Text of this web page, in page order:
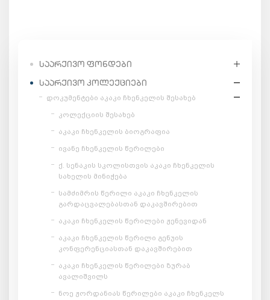
ᲡᲐᲐᲠᲥᲘᲕᲝ ᲤᲝᲜᲓᲔᲑᲘ
ᲡᲐᲐᲠᲥᲘᲕᲝ ᲙᲝᲚᲔᲥᲪᲘᲔᲑᲘ
დოკუმენტები აკაკი ჩხენკელის შესახებ
კოლექციის შესახებ
აკაკი ჩხენკელის ბიოგრაფია
ივანე ჩხენკელის წერილები
ქ. სენაკის სკოლისთვის აკაკი ჩხენკელის
სახელის მინიჭება
სამძიმრის წერილი აკაკი ჩხენკელის
გარდაცვალებასთან დაკავშირებით
აკაკი ჩხენკელის წერილები ჟენევიდან
აკაკი ჩხენკელის წერილი გენუის
კონფერენციასთან დაკავშირებით
აკაკი ჩხენკელის წერილები ზურაბ
ავალიშვილს
ნოე ჟორდანიას წერილები აკაკი ჩხენკელს